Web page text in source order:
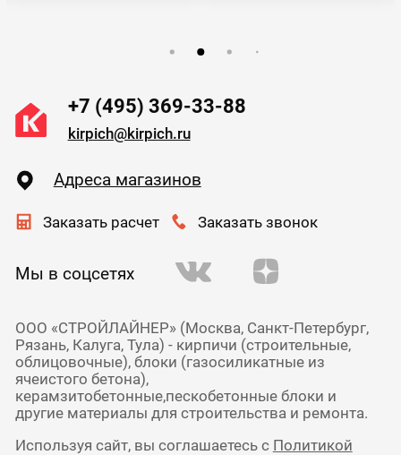
+7 (495) 369-33-88
kirpich@kirpich.ru
Адреса магазинов
Заказать расчет Заказать звонок
Мы в соцсетях
ООО «СТРОЙЛАЙНЕР» (Москва, Санкт-Петербург,
Рязань, Калуга, Тула) - кирпичи (строительные,
облицовочные), блоки (газосиликатные из
ячеистого бетона),
керамзитобетонные,пескобетонные блоки и
другие материалы для строительства и ремонта.
Используя сайт, вы соглашаетесь с Политикой